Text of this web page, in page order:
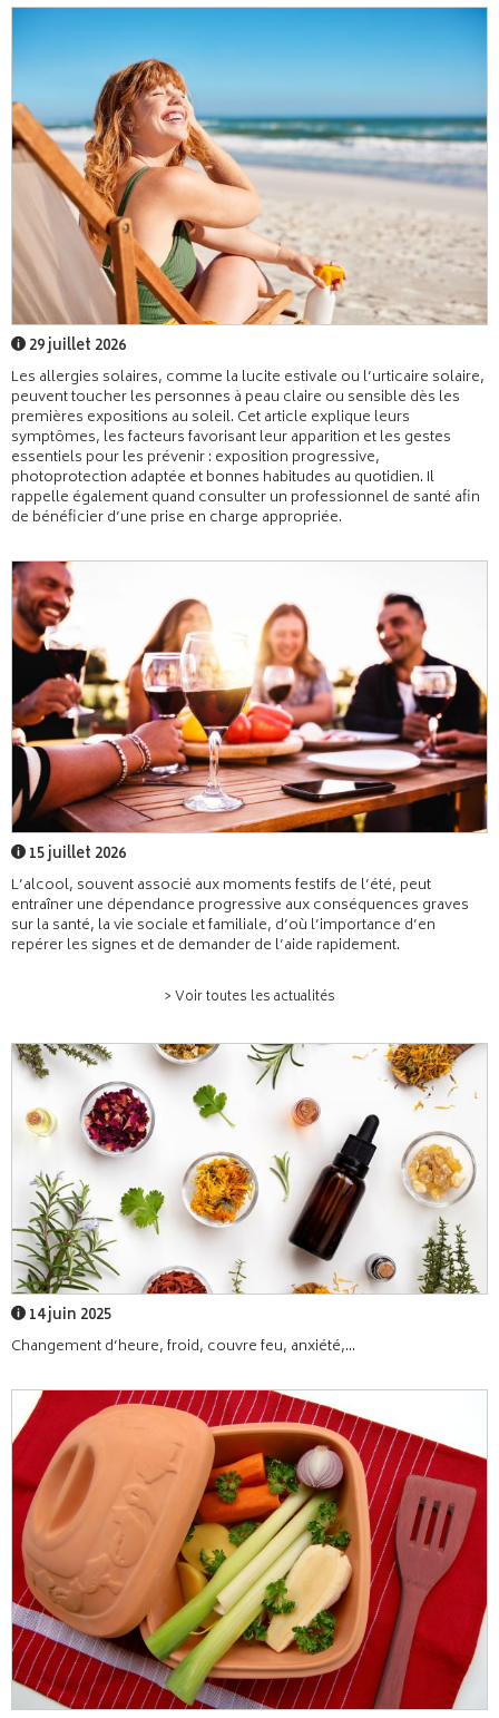
29 juillet 2026
Les allergies solaires, comme la lucite estivale ou l’urticaire solaire,
peuvent toucher les personnes à peau claire ou sensible dès les
premières expositions au soleil. Cet article explique leurs
symptômes, les facteurs favorisant leur apparition et les gestes
essentiels pour les prévenir : exposition progressive,
photoprotection adaptée et bonnes habitudes au quotidien. Il
rappelle également quand consulter un professionnel de santé afin
de bénéficier d’une prise en charge appropriée.
15 juillet 2026
L’alcool, souvent associé aux moments festifs de l’été, peut
entraîner une dépendance progressive aux conséquences graves
sur la santé, la vie sociale et familiale, d’où l’importance d’en
repérer les signes et de demander de l’aide rapidement.
> Voir toutes les actualités
14 juin 2025
Changement d’heure, froid, couvre feu, anxiété,...